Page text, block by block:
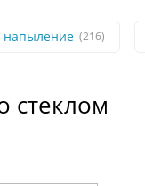
напыление (216)
стеклом